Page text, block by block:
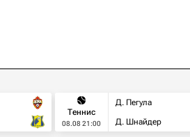
Теннис
08.08 21:00
Д. Пегула
Д. Шнайдер